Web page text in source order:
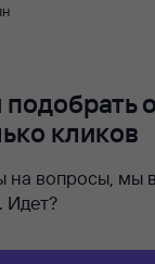
кликов
на вопросы, мы
Идет?